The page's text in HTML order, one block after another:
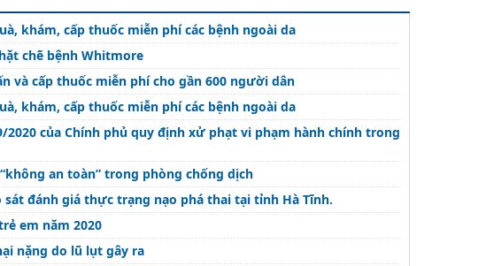
khám, cấp thuốc miễn phí các bệnh ngoài da
chẽ bệnh Whitmore
và cấp thuốc miễn phí cho gần 600 người dân
khám, cấp thuốc miễn phí các bệnh ngoài da
2020 của Chính phủ quy định xử phạt vi phạm hành chính trong
an toàn” trong phòng chống dịch
đánh giá thực trạng nạo phá thai tại tỉnh Hà Tĩnh.
em năm 2020
nặng do lũ lụt gây ra